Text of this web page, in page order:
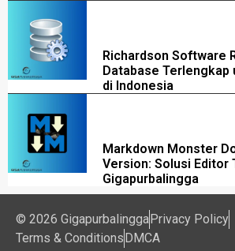
Richardson Software
Database Terlengkap
di Indonesia
Markdown Monster
Version: Solusi Editor
Gigapurbalingga
© 2026 Gigapurbalingga Privacy Policy
Terms & Conditions DMCA